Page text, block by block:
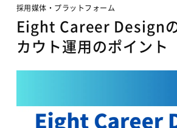
サービス資料ダウンロード
採用媒体・プラットフォーム
Eight Career Design
カウト運用のポイント